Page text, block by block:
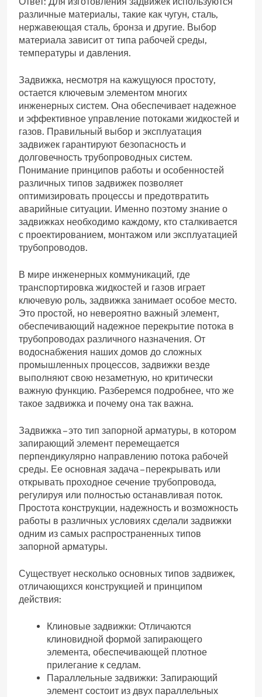
различные материалы‚ такие как чугун‚ сталь‚
нержавеющая сталь‚ бронза и другие. Выбор
материала зависит от типа рабочей среды‚
температуры и давления.
Задвижка‚ несмотря на кажущуюся простоту‚
остается ключевым элементом многих
инженерных систем. Она обеспечивает надежное
и эффективное управление потоками жидкостей и
газов. Правильный выбор и эксплуатация
задвижек гарантируют безопасность и
долговечность трубопроводных систем.
Понимание принципов работы и особенностей
различных типов задвижек позволяет
оптимизировать процессы и предотвратить
аварийные ситуации. Именно поэтому знание о
задвижках необходимо каждому‚ кто сталкивается
с проектированием‚ монтажом или эксплуатацией
трубопроводов.
В мире инженерных коммуникаций‚ где
транспортировка жидкостей и газов играет
ключевую роль‚ задвижка занимает особое место.
Это простой‚ но невероятно важный элемент‚
обеспечивающий надежное перекрытие потока в
трубопроводах различного назначения. От
водоснабжения наших домов до сложных
промышленных процессов‚ задвижки везде
выполняют свою незаметную‚ но критически
важную функцию. Разберемся подробнее‚ что же
такое задвижка и почему она так важна.
Задвижка – это тип запорной арматуры‚ в котором
запирающий элемент перемещается
перпендикулярно направлению потока рабочей
среды. Ее основная задача – перекрывать или
открывать проходное сечение трубопровода‚
регулируя или полностью останавливая поток.
Простота конструкции‚ надежность и возможность
работы в различных условиях сделали задвижки
одним из самых распространенных типов
запорной арматуры.
Существует несколько основных типов задвижек‚
отличающихся конструкцией и принципом
действия:
Клиновые задвижки: Отличаются
клиновидной формой запирающего
элемента‚ обеспечивающей плотное
прилегание к седлам.
Параллельные задвижки: Запирающий
элемент состоит из двух параллельных